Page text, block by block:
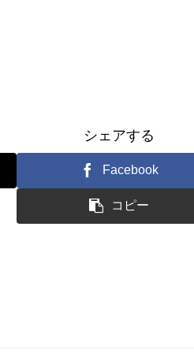
シェアする
Facebook
コピー